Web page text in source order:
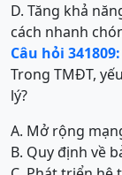
D. Tăng khả
cách nhanh
Câu hỏi 341809:
Trong TMĐT,
lý?
A. Mở rộng
B. Quy định về